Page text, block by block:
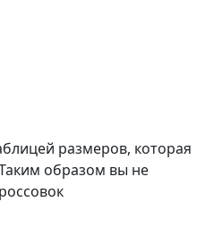
размеров, которая
образом вы не